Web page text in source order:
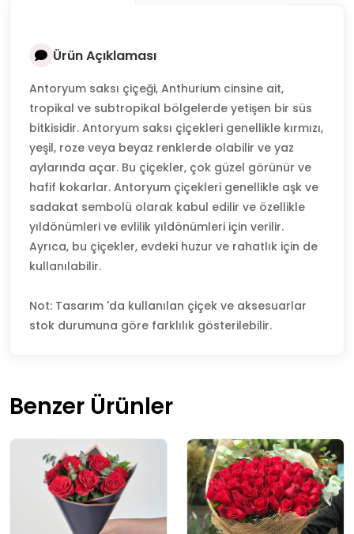
Ürün Açıklaması
Antoryum saksı çiçeği, Anthurium cinsine ait,
tropikal ve subtropikal bölgelerde yetişen bir süs
bitkisidir. Antoryum saksı çiçekleri genellikle kırmızı,
yeşil, roze veya beyaz renklerde olabilir ve yaz
aylarında açar. Bu çiçekler, çok güzel görünür ve
hafif kokarlar. Antoryum çiçekleri genellikle aşk ve
sadakat sembolü olarak kabul edilir ve özellikle
yıldönümleri ve evlilik yıldönümleri için verilir.
Ayrıca, bu çiçekler, evdeki huzur ve rahatlık için de
kullanılabilir.
Not: Tasarım 'da kullanılan çiçek ve aksesuarlar
stok durumuna göre farklılık gösterilebilir.
Benzer Ürünler